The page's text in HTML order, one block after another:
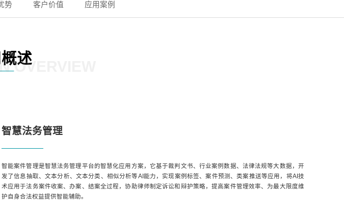
势 客户价值 应用案例
述
OVERVIEW
智慧法务管理
智能案件管理是智慧法务管理平台的智慧化应用方案，它基于裁判文书、行业案例数据、法律法规等大数据，开
发了信息抽取、文本分析、文本分类、相似分析等AI能力，实现案例标签、案件预测、类案推送等应用，将AI技
术应用于法务案件收案、办案、结案全过程，协助律师制定诉讼和辩护策略，提高案件管理效率、为最大限度维
护自身合法权益提供智能辅助。